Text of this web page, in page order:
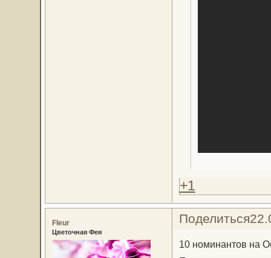
+1
Поделиться
Fleur
Цветочная Фея
10 номинантов на